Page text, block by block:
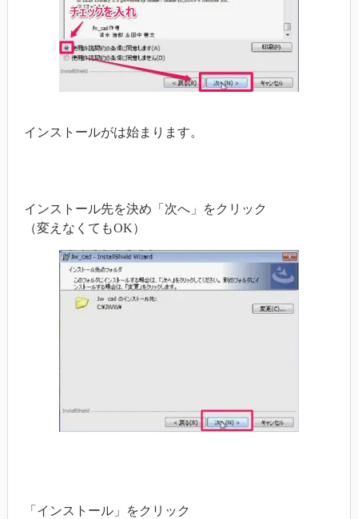
インストールがは始まります。
インストール先を決め「次へ」をクリック
（変えなくてもOK）
「インストール」をクリック